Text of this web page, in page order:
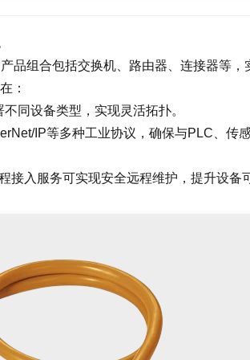
品组合包括交换机、路由器、连接器等，
：
同设备类型，实现灵活拓扑。
IP等多种工业协议，确保与PLC、传
入服务可实现安全远程维护，提升设备